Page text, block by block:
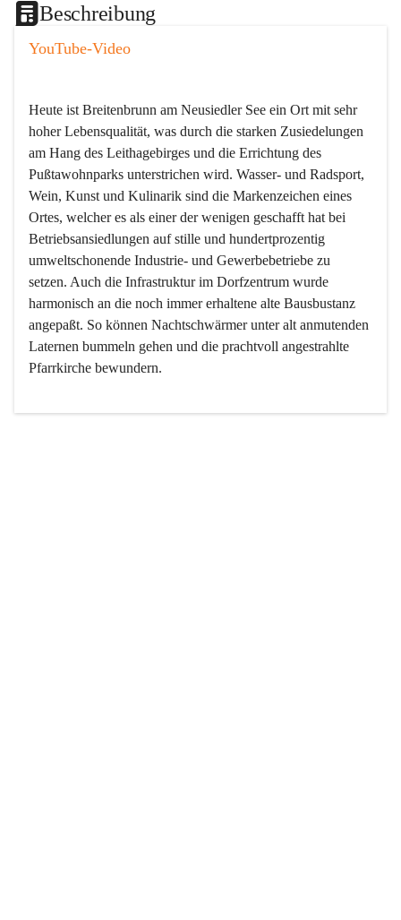
Beschreibung
YouTube-Video
Heute ist Breitenbrunn am Neusiedler See ein Ort mit sehr
hoher Lebensqualität, was durch die starken Zusiedelungen
am Hang des Leithagebirges und die Errichtung des
Pußtawohnparks unterstrichen wird. Wasser- und Radsport,
Wein, Kunst und Kulinarik sind die Markenzeichen eines
Ortes, welcher es als einer der wenigen geschafft hat bei
Betriebsansiedlungen auf stille und hundertprozentig
umweltschonende Industrie- und Gewerbebetriebe zu
setzen. Auch die Infrastruktur im Dorfzentrum wurde
harmonisch an die noch immer erhaltene alte Bausbustanz
angepaßt. So können Nachtschwärmer unter alt anmutenden
Laternen bummeln gehen und die prachtvoll angestrahlte
Pfarrkirche bewundern.
Der Weinbau dominert heute nicht mehr, ist aber integrativer